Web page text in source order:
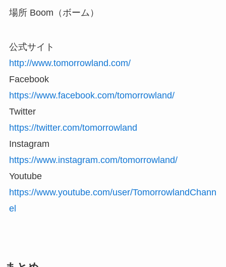
場所 Boom（ボーム）
公式サイト
http://www.tomorrowland.com/
Facebook
https://www.facebook.com/tomorrowland/
Twitter
https://twitter.com/tomorrowland
Instagram
https://www.instagram.com/tomorrowland/
Youtube
https://www.youtube.com/user/TomorrowlandChann
el